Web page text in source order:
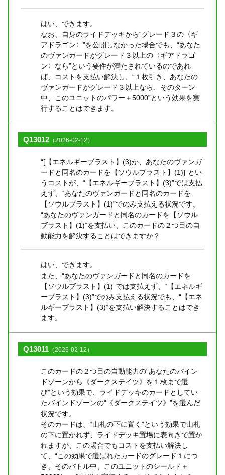
はい、できます。
なお、自身のライドデッキから“グレード３の〈ギ
アドラゴン〉”を公開しなかった場合でも、“あなた
のヴァンガードがグレード３以上の〈ギアドラゴ
ン〉なら”という要件が満たされているのであれ
ば、コストを支払い解決し、“１枚引き、あなたの
ヴァンガードがグレード３以上なら、そのターン
中、このユニットのパワー＋5000”という効果を実
行することはできます。
Q13012 （2026-02-12）
“[【エネルギーブラスト】(3)か、あなたのヴァンガ
ードと同名のカードを【ソウルブラスト】(1)]”とい
うコストが、“【エネルギーブラスト】(3)”では支払
えず、“あなたのヴァンガードと同名のカードを
【ソウルブラスト】(1)”でのみ支払える状況です。
“あなたのヴァンガードと同名のカードを【ソウル
ブラスト】(1)”を支払い、このカードの２つ目の自
動能力を解決することはできますか？
はい、できます。
また、“あなたのヴァンガードと同名のカードを
【ソウルブラスト】(1)”では支払えず、“【エネルギ
ーブラスト】(3)”でのみ支払える状況でも、“【エネ
ルギーブラスト】(3)”を支払い解決することはでき
ます。
Q13011 （2026-02-12）
このカードの２つ目の自動能力の“あなたのバイン
ドゾーンから《ダークステイツ》を１枚まで選
び”という効果で、ライドデッキのカードとしてい
たバインドゾーンの“《ダークステイツ》”を選んだ
状況です。
そのカードは、“山札の下に置く”という効果で山札
の下に置かれず、ライドデッキ置場に表向きで置か
れますが、この場合でもコストを支払い解決し
て、“この効果で選ばれたカードのグレード１につ
き、そのバトル中、このユニットのシールド＋